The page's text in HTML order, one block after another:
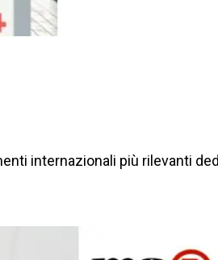
internazionali più rilevanti